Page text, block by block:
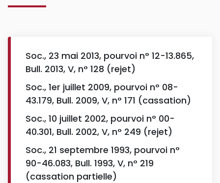
Soc., 23 mai 2013, pourvoi n° 12-13.865,
Bull. 2013, V, n° 128 (rejet)
Soc., 1er juillet 2009, pourvoi n° 08-
43.179, Bull. 2009, V, n° 171 (cassation)
Soc., 10 juillet 2002, pourvoi n° 00-
40.301, Bull. 2002, V, n° 249 (rejet)
Soc., 21 septembre 1993, pourvoi n°
90-46.083, Bull. 1993, V, n° 219
(cassation partielle)